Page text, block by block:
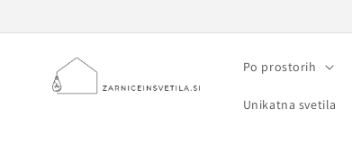
vsebino
Po prostorih
Unikatna svetila